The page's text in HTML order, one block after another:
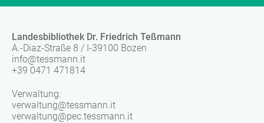
Landesbibliothek Dr. Friedrich Teßmann
A.-Diaz-Straße 8 / I-39100 Bozen
info@tessmann.it
+39 0471 471814
Verwaltung:
verwaltung@tessmann.it
verwaltung@pec.tessmann.it